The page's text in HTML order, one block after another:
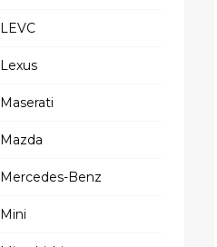
LEVC
Lexus
Maserati
Mazda
Mercedes-Benz
Mini